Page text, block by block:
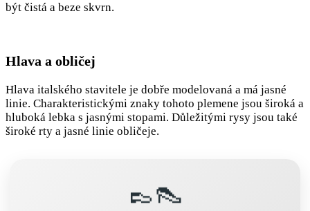
být čistá a beze skvrn.
Hlava a obličej
Hlava italského stavitele je dobře modelovaná a má jasné
linie. Charakteristickými znaky tohoto plemene jsou široká a
hluboká lebka s jasnými stopami. Důležitými rysy jsou také
široké rty a jasné linie obličeje.
👞👠